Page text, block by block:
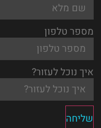
מספר טלפון
איך נוכל לעזור?
שליחה